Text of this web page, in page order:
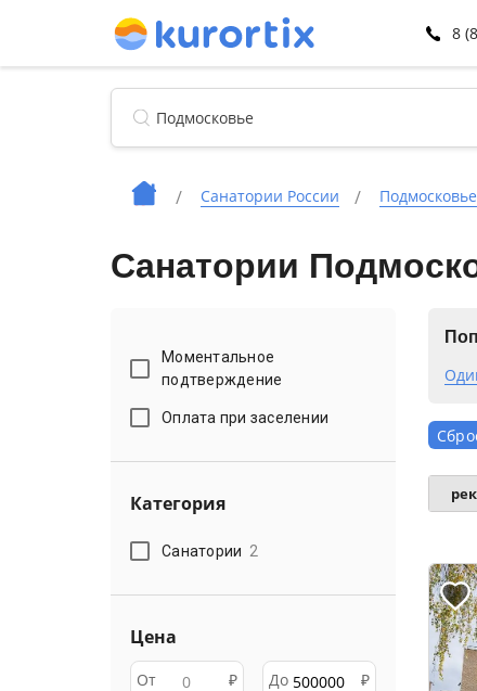
8
Санатории России Подмосковье
Санатории
Моментальное
подтверждение
Оплата при заселении
Категория
Санатории 2
Цена
От ₽ До ₽